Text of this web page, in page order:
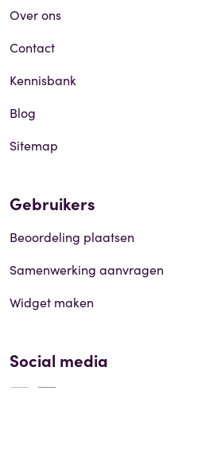
Over ons
Contact
Kennisbank
Blog
Sitemap
Gebruikers
Beoordeling plaatsen
Samenwerking aanvragen
Widget maken
Social media